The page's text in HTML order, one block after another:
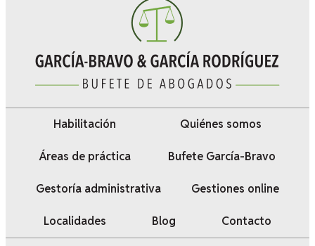
Habilitación Quiénes somos
Áreas de práctica Bufete García-Bravo
Gestoría administrativa Gestiones online
Localidades Blog Contacto